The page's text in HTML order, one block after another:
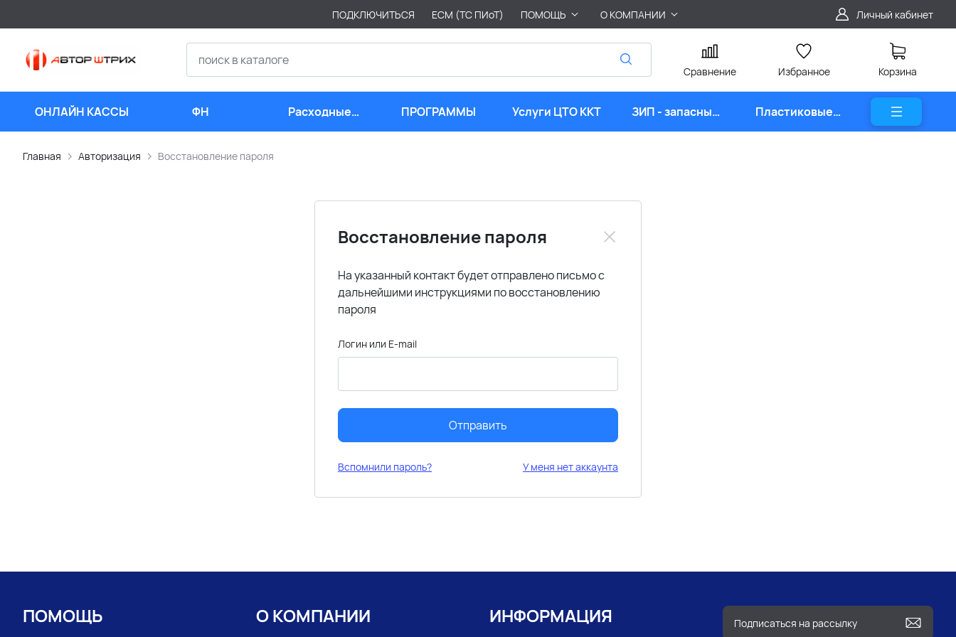
ПОДКЛЮЧИТЬСЯ ЕСМ (ТС ПИоТ) ПОМОЩЬ О КОМПАНИИ Личный кабинет
Сравнение Избранное Корзина
ОНЛАЙН КАССЫ ФН
Расходные
материалы
ПРОГРАММЫ Услуги ЦТО ККТ
ЗИП - запасные
части
Пластиковые
карты
Главная Авторизация Восстановление пароля
Восстановление пароля
На указанный контакт будет отправлено письмо с
дальнейшими инструкциями по восстановлению
пароля
Логин или E-mail
Отправить
Вспомнили пароль? У меня нет аккаунта
ПОМОЩЬ О КОМПАНИИ ИНФОРМАЦИЯ